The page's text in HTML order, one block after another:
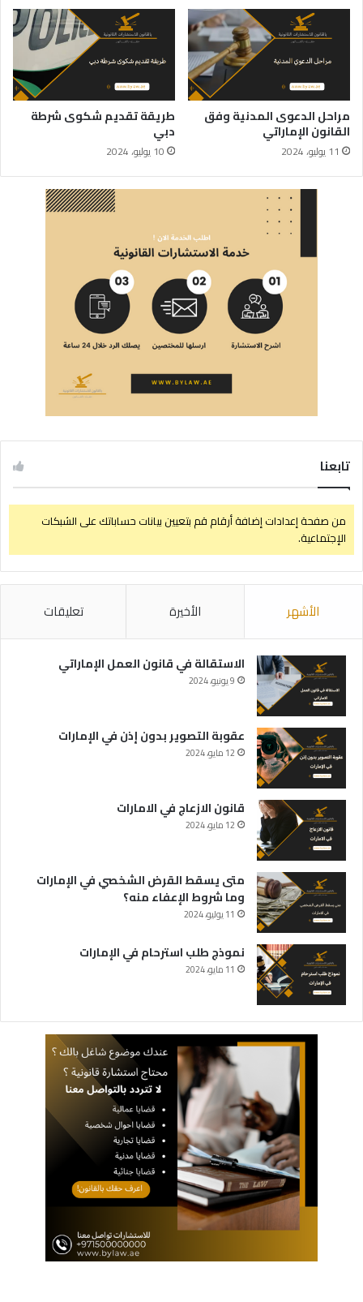
مراحل الدعوى المدنية وفق
القانون الإماراتي
11 يوليو، 2024
طريقة تقديم شكوى شرطة
دبي
10 يوليو، 2024
تابعنا
من صفحة إعدادات إضافة أرقام قم بتعيين بيانات حساباتك على الشبكات
الإجتماعية.
الأشهر الأخيرة تعليقات
الاستقالة في قانون العمل الإماراتي
9 يونيو، 2024
عقوبة التصوير بدون إذن في الإمارات
12 مايو، 2024
قانون الازعاج في الامارات
12 مايو، 2024
متى يسقط القرض الشخصي في الإمارات
وما شروط الإعفاء منه؟
11 يوليو، 2024
نموذج طلب استرحام في الإمارات
11 مايو، 2024